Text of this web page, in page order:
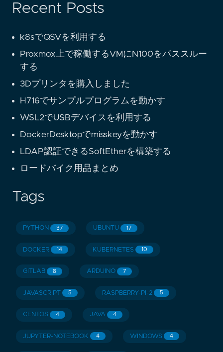
Recent Posts
k8sでQSVを利用する
Proxmox上で稼働するVMにN100をパススルー
する
3Dプリンタを購入しました
H716でサンプルプログラムを動かす
WSL2でUSBデバイスを利用する
DockerDesktopでmisskeyを動かす
LDAP認証できるSoftEtherを構築する
ロードバイク用品まとめ
Tags
PYTHON 37 UBUNTU 17
DOCKER 14 KUBERNETES 10
GITLAB 8 ARDUINO 7
JAVASCRIPT 5 RASPBERRY-PI-2 5
CENTOS 4 JAVA 4
JUPYTER-NOTEBOOK 4 WINDOWS 4